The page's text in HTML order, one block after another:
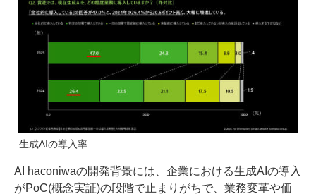
生成AIの導入率
AI haconiwaの開発背景には、企業における生成AIの導入
がPoC(概念実証)の段階で止まりがちで、業務変革や価